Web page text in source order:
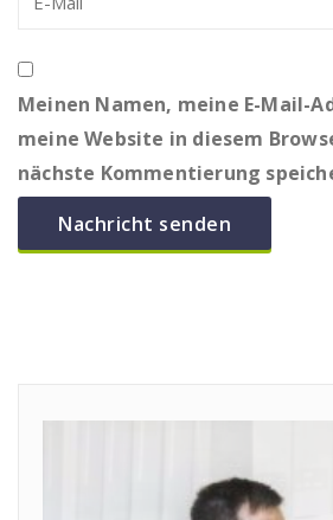
Meinen Namen, meine E-Mail-
meine Website in diesem
nächste Kommentierung